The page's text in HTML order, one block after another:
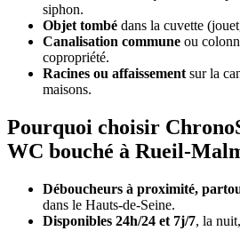
siphon.
Objet tombé dans la cuvette
Canalisation commune ou
copropriété.
Racines ou affaissement sur la
maisons.
Pourquoi choisir
WC bouché à Rueil-
Déboucheurs à proximité,
dans le Hauts-de-Seine.
Disponibles 24h/24 et 7j/7, la